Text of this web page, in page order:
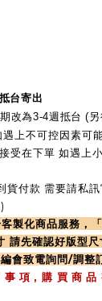
台寄出
改為3-4週抵台 (
上不可控因素可
受在下單 如遇上
貨付款 需要請私
製化商品服務，
請先確認好版型尺
會致電詢問/調整
事 項 ,購 買 商 品